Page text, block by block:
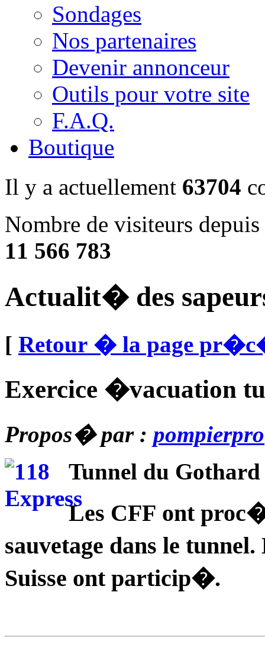
Sondages
Nos partenaires
Devenir annonceur
Outils pour votre site
F.A.Q.
Boutique
Il y a actuellement 63704
Nombre de visiteurs
11 566 783
Actualit� des
[ Retour � la page
Exercice �vacuation
Propos� par : pompierpro
Tunnel du Gothard
Les CFF ont
sauvetage dans le
Suisse ont particip�.